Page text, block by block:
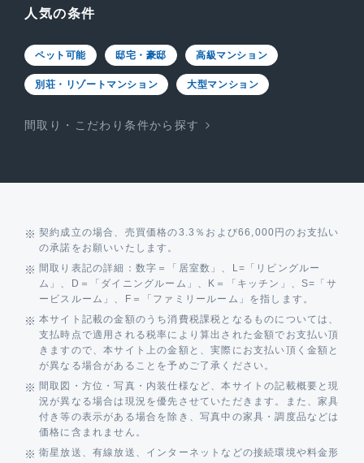
人気の条件
ペット可能 邸宅・豪邸 高級マンション
別荘・リゾートマンション 大型マンション
間取り・こだわり条件から探す
契約成立の場合、売買価格の3.3％および66,000円のお支払い
の承諾をお願いいたします。
間取り表記の詳細：数字＝「居室数」、L=「リビングルー
ム」、D＝「ダイニングルーム」、K＝「キッチン」、S=「サ
ービスルーム」、F＝「ファミリールーム」を指します。
本サイト記載の金額のうち消費税課税となるものについては、
支払時点で適用される税率により算出された金額でお支払い頂
きますので、本サイト上の金額と、実際にお支払い頂く金額と
が異なる場合があることを予めご了承ください。
間取図・方位・写真・内装仕様など、本サイトの記載概要と現
況が異なる場合は現況を優先させていただきます。また、家具
付き等の表示がある場合を除き、写真中の家具・調度品などは
価格に含まれません。
衛星放送、有線放送、インターネットなどの接続環境や料金形